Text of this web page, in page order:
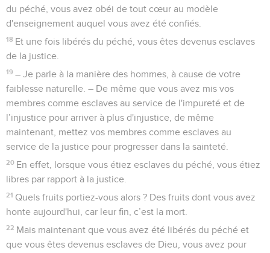
du péché, vous avez obéi de tout cœur au modèle
d'enseignement auquel vous avez été confiés.
18 Et une fois libérés du péché, vous êtes devenus esclaves
de la justice.
19 – Je parle à la manière des hommes, à cause de votre
faiblesse naturelle. – De même que vous avez mis vos
membres comme esclaves au service de l'impureté et de
l’injustice pour arriver à plus d'injustice, de même
maintenant, mettez vos membres comme esclaves au
service de la justice pour progresser dans la sainteté.
20 En effet, lorsque vous étiez esclaves du péché, vous étiez
libres par rapport à la justice.
21 Quels fruits portiez-vous alors ? Des fruits dont vous avez
honte aujourd'hui, car leur fin, c’est la mort.
22 Mais maintenant que vous avez été libérés du péché et
que vous êtes devenus esclaves de Dieu, vous avez pour